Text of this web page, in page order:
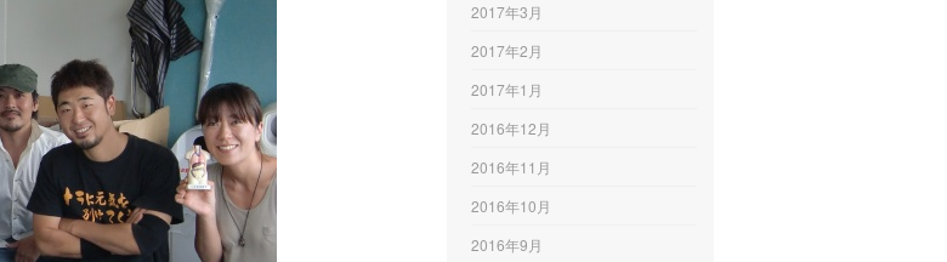
2017年3月
2017年2月
2017年1月
2016年12月
2016年11月
2016年10月
2016年9月